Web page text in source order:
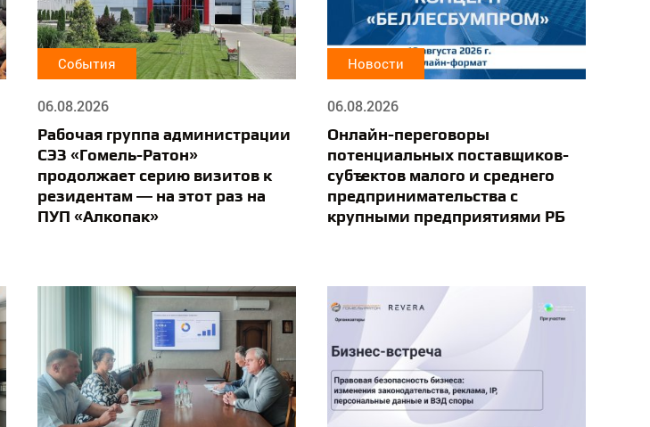
События
06.08.2026
Рабочая группа администрации
СЭЗ «Гомель-Ратон»
продолжает серию визитов к
резидентам — на этот раз на
ПУП «Алкопак»
Новости
06.08.2026
Онлайн-переговоры
потенциальных поставщиков-
субъектов малого и среднего
предпринимательства с
крупными предприятиями РБ